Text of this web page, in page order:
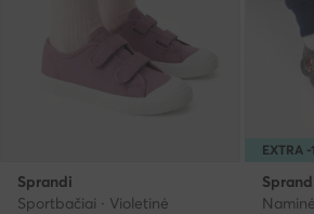
Sprandi
Sportbačiai · Violetinė
EXTRA